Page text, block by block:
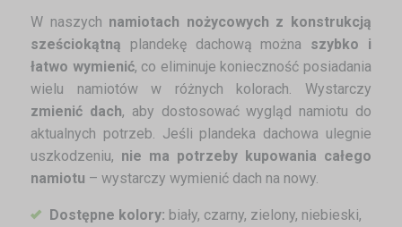
W naszych namiotach nożycowych z konstrukcją
sześciokątną plandekę dachową można szybko i
łatwo wymienić, co eliminuje konieczność posiadania
wielu namiotów w różnych kolorach. Wystarczy
zmienić dach, aby dostosować wygląd namiotu do
aktualnych potrzeb. Jeśli plandeka dachowa ulegnie
uszkodzeniu, nie ma potrzeby kupowania całego
namiotu – wystarczy wymienić dach na nowy.
Dostępne kolory: biały, czarny, zielony, niebieski,